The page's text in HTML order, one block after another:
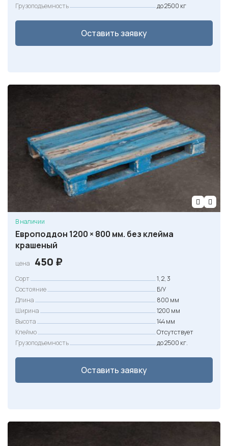
Грузоподъемность
до 2500 кг
Оставить заявку
В наличии
Европоддон 1200 × 800 мм. без клейма
крашеный
цена 450 ₽
Сорт
1, 2, 3
Состояние
Б/У
Длина
800 мм
Ширина
1200 мм
Высота
144 мм
Клеймо
Отсутствует
Грузоподъемность
до 2500 кг.
Оставить заявку